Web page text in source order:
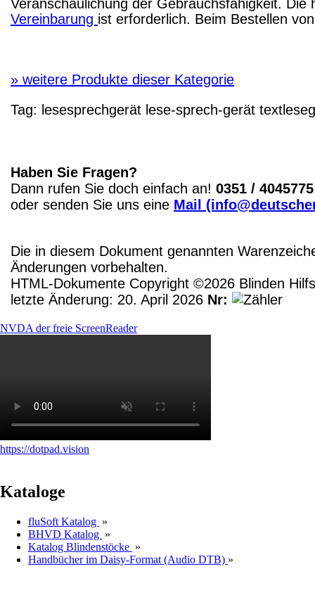
Vereinbarung ist erforderlich. Beim Bestellen
» weitere Produkte dieser Kategorie
Tag: lesesprechgerät lese-sprech-gerät
Haben Sie Fragen?
Dann rufen Sie doch einfach an! 0351 / 4045775
oder senden Sie uns eine Mail
Die in diesem Dokument genannten
Änderungen vorbehalten.
HTML-Dokumente Copyright ©2026 Blinden
letzte Änderung: 20. April 2026 Nr:
NVDA der freie ScreenReader
https://dotpad.vision
Kataloge
fluSoft Katalog »
BHVD Katalog »
Katalog Blindenstöcke »
Handbücher im Daisy-Format (Audio DTB) »